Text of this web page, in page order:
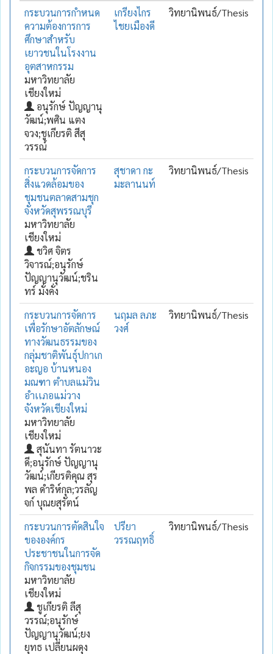
กระบวนการกำหนด
ความต้องการการ
ศึกษาสำหรับ
เยาวชนในโรงงาน
อุตสาหกรรม
มหาวิทยาลัย
เชียงใหม่
อนุรักษ์ ปัญญานุ
วัฒน์;พศิน แตง
จวง;ชูเกียรติ สีสุ
วรรณ์
เกรียงไกร
ไชยเมืองดี
วิทยานิพนธ์/Thesis
กระบวนการจัดการ
สิ่งแวดล้อมของ
ชุมชนตลาดสามชุก
จังหวัดสุพรรณบุรี
มหาวิทยาลัย
เชียงใหม่
ชวิศ จิตร
วิจารณ์;อนุรักษ์
ปัญญานุวัฒน์;ชริน
ทร์ มั่งคั่ง
สุชาดา กะ
มะลานนท์
วิทยานิพนธ์/Thesis
กระบวนการจัดการ
เพื่อรักษาอัตลักษณ์
ทางวัฒนธรรมของ
กลุ่มชาติพันธุ์ปกาเก
อะญอ บ้านหนอง
มณฑา ตำบลแม่วิน
อำเเภอแม่วาง
จังหวัดเชียงใหม่
มหาวิทยาลัย
เชียงใหม่
สุนันทา รัตนาวะ
ดี;อนุรักษ์ ปัญญานุ
วัฒน์;เกียรติคุณ สุร
พล ดำริห์กุล;วรลัญ
จก์ บุณยสุรัตน์
นฤมล ลภะ
วงศ์
วิทยานิพนธ์/Thesis
กระบวนการตัดสินใจ
ขององค์กร
ประชาชนในการจัด
กิจกรรมของชุมชน
มหาวิทยาลัย
เชียงใหม่
ชูเกียรติ ลีสุ
วรรณ์;อนุรักษ์
ปัญญานุวัฒน์;ยง
ยุทธ เปลี่ยนผดุง
ปรียา
วรรณฤทธิ์
วิทยานิพนธ์/Thesis